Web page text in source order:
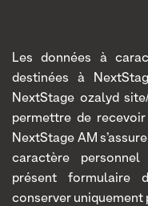
Les données à
destinées à
NextStage ozalyd
permettre de
NextStage AM
caractère
présent formulaire
conserver uniquement